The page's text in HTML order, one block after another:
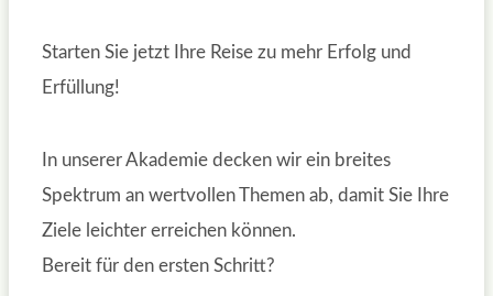
Starten Sie jetzt Ihre Reise zu mehr Erfolg und
Erfüllung!
In unserer Akademie decken wir ein breites
Spektrum an wertvollen Themen ab, damit Sie Ihre
Ziele leichter erreichen können.
Bereit für den ersten Schritt?